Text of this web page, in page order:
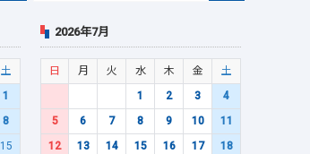
土
1
8
15
2026年7月
日 月 火 水 木 金
土
1
2 3
4
5
6 7 8 9 10
11
12
13 14 15 16 17
18